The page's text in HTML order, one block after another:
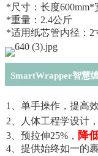
*尺寸 ： 长度600mm*
*重量 ： 2.4公斤
*适用纸芯管内径 ： 2
SmartWrapper智慧
1、 单手操作 ， 提高效
2、 人体工程学设计 ，
3、 预拉伸25% ， 降
4、 提供始终如一的